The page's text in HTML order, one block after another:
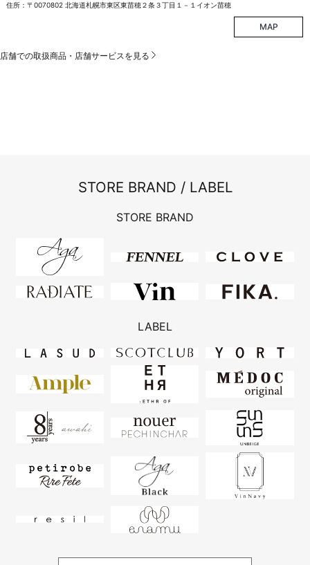
住所：〒0070802 北海道札幌市東区東苗穂２条３丁目１－１イオン苗穂
MAP
店舗での取扱商品・店舗サービスを見る
STORE BRAND / LABEL
STORE BRAND
LABEL